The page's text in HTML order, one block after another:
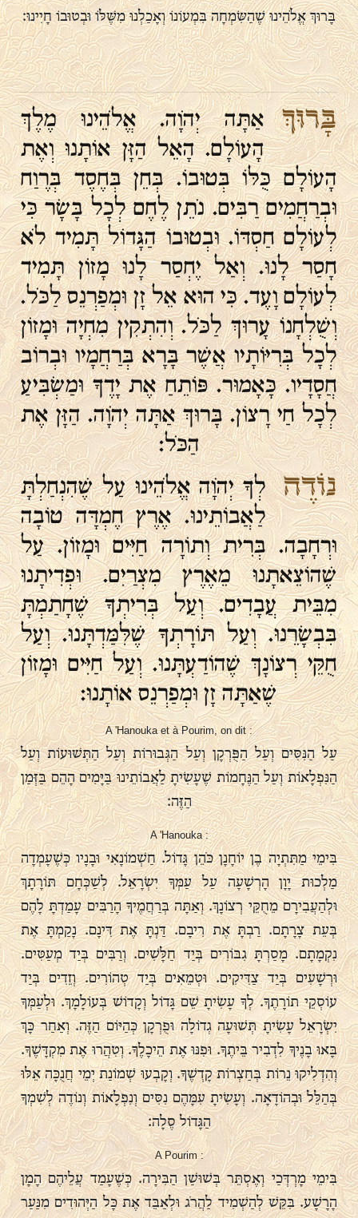
בָּרוּךְ אֱלֹהֵינוּ שֶׁהַשִּׂמְחָה בִּמְעוֹנוֹ וְאָכַלְנוּ מִשֶּׁלּוֹ וּבְטוּבוֹ חָיִינוּ:
בָּרוּךְ אַתָּה יְהֹוָה. אֱלֹהֵינוּ מֶלֶךְ
הָעוֹלָם. הָאֵל הַזָּן אוֹתָנוּ וְאֶת
הָעוֹלָם כֻּלּוֹ בְּטוּבוֹ. בְּחֵן בְּחֶסֶד בְּרֶוַח
וּבְרַחֲמִים רַבִּים. נֹתֵן לֶחֶם לְכָל בָּשָׂר כִּי
לְעוֹלָם חַסְדּוֹ. וּבְטוּבוֹ הַגָּדוֹל תָּמִיד לֹא
חָסַר לָנוּ. וְאַל יֶחְסַר לָנוּ מָזוֹן תָּמִיד
לְעוֹלָם וָעֶד. כִּי הוּא אֵל זָן וּמְפַרְנֵס לַכֹּל.
וְשֻׁלְחָנוֹ עָרוּךְ לַכֹּל. וְהִתְקִין מִחְיָה וּמָזוֹן
לְכָל בְּרִיּוֹתָיו אֲשֶׁר בָּרָא בְּרַחֲמָיו וּבְרוֹב
חֲסָדָיו. כָּאָמוּר. פּוֹתֵחַ אֶת יָדֶךָ וּמַשְׂבִּיעַ
לְכָל חַי רָצוֹן. בָּרוּךְ אַתָּה יְהֹוָה. הַזָּן אֶת
הַכֹּל:
נוֹדֶהלְךָ יְהֹוָה אֱלֹהֵינוּ עַל שֶׁהִנְחַלְתָּ
לַאֲבוֹתֵינוּ. אֶרֶץ חֶמְדָּה טוֹבָה
וּרְחָבָה. בְּרִית וְתוֹרָה חַיִּים וּמָזוֹן. עַל
שֶׁהוֹצֵאתָנוּ מֵאֶרֶץ מִצְרַיִם. וּפְדִיתָנוּ
מִבֵּית עֲבָדִים. וְעַל בְּרִיתְךָ שֶׁחָתַמְתָּ
בִּבְשָׂרֵנוּ. וְעַל תּוֹרָתְךָ שֶׁלִּמַּדְתָּנוּ. וְעַל
חֻקֵּי רְצוֹנָךְ שֶׁהוֹדַעְתָּנוּ. וְעַל חַיִּים וּמָזוֹן
שֶׁאַתָּה זָן וּמְפַרְנֵס אוֹתָנוּ:
A 'Hanouka et à Pourim, on dit :
עַל הַנִּסִּים וְעַל הַפֻּרְקָן וְעַל הַגְּבוּרוֹת וְעַל הַתְּשׁוּעוֹת וְעַל
הַנִּפְלָאוֹת וְעַל הַנֶּחָמוֹת שֶׁעָשִׂיתָ לַאֲבוֹתֵינוּ בַּיָּמִים הָהֵם בַּזְּמַן
הַזֶּה:
A 'Hanouka :
בִּימֵי מַתִּתְיָה בֶן יוֹחָנָן כֹּהֵן גָּדוֹל. חַשְׁמוֹנָאִי וּבָנָיו כְּשֶׁעָמְדָה
מַלְכוּת יָוָן הָרְשָׁעָה עַל עַמְּךָ יִשְׂרָאֵל. לְשַׁכְּחָם תּוֹרָתָךְ
וּלְהַעֲבִירָם מֵחֻקֵּי רְצוֹנָךְ. וְאַתָּה בְּרַחֲמֶיךָ הָרַבִּים עָמַדְתָּ לָהֶם
בְּעֵת צָרָתָם. רַבְתָּ אֶת רִיבָם. דַּנְתָּ אֶת דִּינָם. נָקַמְתָּ אֶת
נִקְמָתָם. מָסַרְתָּ גִבּוֹרִים בְּיַד חַלָּשִׁים. וְרַבִּים בְּיַד מְעַטִּים.
וּרְשָׁעִים בְּיַד צַדִּיקִים. וּטְמֵאִים בְּיַד טְהוֹרִים. וְזֵדִים בְּיַד
עוֹסְקֵי תוֹרָתֶךָ. לְךָ עָשִׂיתָ שֵׁם גָּדוֹל וְקָדוֹשׁ בְּעוֹלָמָךְ. וּלְעַמְּךָ
יִשְׂרָאֵל עָשִׂיתָ תְּשׁוּעָה גְדוֹלָה וּפֻרְקָן כְּהַיּוֹם הַזֶּה. וְאַחַר כָּךְ
בָּאוּ בָנֶיךָ לִדְבִיר בֵּיתֶךָ. וּפִנּוּ אֶת הֵיכָלֶךָ. וְטִהֲרוּ אֶת מִקְדָּשֶׁךָ.
וְהִדְלִיקוּ נֵרוֹת בְּחַצְרוֹת קָדְשֶׁךָ. וְקָבְעוּ שְׁמוֹנַת יְמֵי חֲנֻכָּה אֵלּוּ
בְּהַלֵּל וּבְהוֹדָאָה. וְעָשִׂיתָ עִמָּהֶם נִסִּים וְנִפְלָאוֹת וְנוֹדֶה לְשִׁמְךָ
הַגָּדוֹל סֶלָה:
A Pourim :
בִּימֵי מָרְדְּכַי וְאֶסְתֵּר בְּשׁוּשַׁן הַבִּירָה. כְּשֶׁעָמַד עֲלֵיהֶם הָמָן
הָרָשָׁע. בִּקֵּשׁ לְהַשְׁמִיד לַהֲרֹג וּלְאַבֵּד אֶת כָּל הַיְּהוּדִים מִנַּעַר